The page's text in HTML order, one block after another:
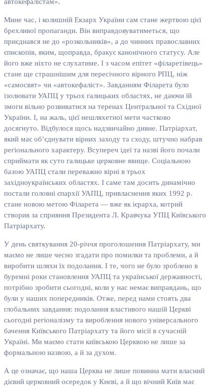
Мине час, і колишній Екзарх України сам стане жертвою цієї
брехливої пропаганди. Він виправдовуватиметься, що
приєднався не до «розкольників», а до чинних православних
єпископів, яким, щоправда, бракує канонічного статусу. Але
його вже ніхто не слухатиме. І з часом епітет «філаретівець»
стане ще страшнішим для пересічного вірного РПЦ, ніж
«самосвят» чи «автокефаліст». Завданням Філарета було
ізолювати УАПЦ у трьох галицьких областях, не даючи їй
змоги вільно розвиватися на теренах Центральної та Східної
України. І, на жаль, цієї нешляхетної мети частково
досягнуто. Відбулося щось надзвичайно дивне. Патріархат,
який має об’єднувати вірних заходу та сходу, штучно набрав
регіонального характеру. Всупереч ідеї та назві його почали
сприймати як суто галицьке церковне явище. Соціальною
базою УАПЦ стали переважно вірні в трьох
західноукраїнських областях. І саме там досить динамічно
постали головні єпархії УАПЦ, привласнення яких 1992 р.
стане новою метою Філарета — вже як ієрарха, котрий
створив за сприяння Президента Л. Кравчука УПЦ Київського
Патріархату.
У день святкування 20-річчя проголошення Патріархату, ми
маємо не лише чесно згадати про помилки та проблеми, а й
виробити шляхи їх подолання. І те, чого не було зроблено в
буремні роки становлення УАПЦ та української державності,
потрібно зробити сьогодні, коли у нас немає виправдань, що
були у наших попередників. Отже, перед нами стоять два
глобальних завдання: подолання властивого нашій Церкві
сьогодні регіоналізму та вироблення нового універсального
бачення Київського Патріархату та його місії в сучасній
Україні. Ми маємо стати київською Церквою не лише за
формальною назвою, а й за духом.
А це означає, що наша Церква не лише повинна мати власний
дієвий церковний осередок у Києві, а й що вічний Київ має